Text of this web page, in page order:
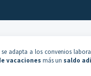
adapta a los convenios
vacaciones más un saldo